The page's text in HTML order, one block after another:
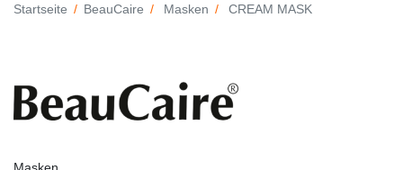
Startseite BeauCaire Masken CREAM MASK
Masken